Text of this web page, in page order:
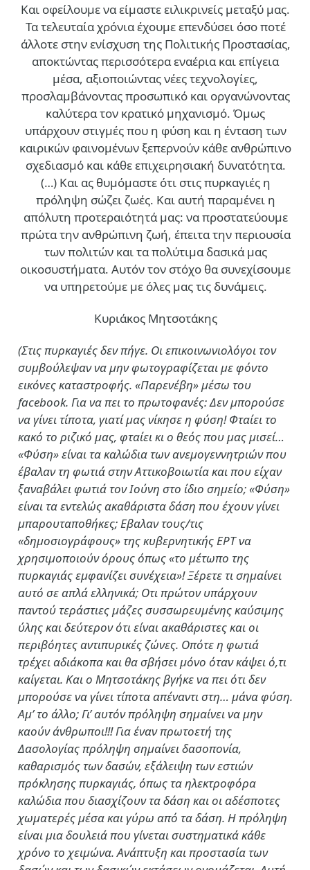
Και οφείλουμε να είμαστε ειλικρινείς μεταξύ μας.
Τα τελευταία χρόνια έχουμε επενδύσει όσο ποτέ
άλλοτε στην ενίσχυση της Πολιτικής Προστασίας,
αποκτώντας περισσότερα εναέρια και επίγεια
μέσα, αξιοποιώντας νέες τεχνολογίες,
προσλαμβάνοντας προσωπικό και οργανώνοντας
καλύτερα τον κρατικό μηχανισμό. Όμως
υπάρχουν στιγμές που η φύση και η ένταση των
καιρικών φαινομένων ξεπερνούν κάθε ανθρώπινο
σχεδιασμό και κάθε επιχειρησιακή δυνατότητα.
(…) Και ας θυμόμαστε ότι στις πυρκαγιές η
πρόληψη σώζει ζωές. Και αυτή παραμένει η
απόλυτη προτεραιότητά μας: να προστατεύουμε
πρώτα την ανθρώπινη ζωή, έπειτα την περιουσία
των πολιτών και τα πολύτιμα δασικά μας
οικοσυστήματα. Αυτόν τον στόχο θα συνεχίσουμε
να υπηρετούμε με όλες μας τις δυνάμεις.
Κυριάκος Μητσοτάκης
(Στις πυρκαγιές δεν πήγε. Οι επικοινωνιολόγοι τον
συμβούλεψαν να μην φωτογραφίζεται με φόντο
εικόνες καταστροφής. «Παρενέβη» μέσω του
facebook. Για να πει το πρωτοφανές: Δεν μπορούσε
να γίνει τίποτα, γιατί μας νίκησε η φύση! Φταίει το
κακό το ριζικό μας, φταίει κι ο θεός που μας μισεί…
«Φύση» είναι τα καλώδια των ανεμογεννητριών που
έβαλαν τη φωτιά στην Αττικοβοιωτία και που είχαν
ξαναβάλει φωτιά τον Ιούνη στο ίδιο σημείο; «Φύση»
είναι τα εντελώς ακαθάριστα δάση που έχουν γίνει
μπαρουταποθήκες; Εβαλαν τους/τις
«δημοσιογράφους» της κυβερνητικής ΕΡΤ να
χρησιμοποιούν όρους όπως «το μέτωπο της
πυρκαγιάς εμφανίζει συνέχεια»! Ξέρετε τι σημαίνει
αυτό σε απλά ελληνικά; Οτι πρώτον υπάρχουν
παντού τεράστιες μάζες συσσωρευμένης καύσιμης
ύλης και δεύτερον ότι είναι ακαθάριστες και οι
περιβόητες αντιπυρικές ζώνες. Οπότε η φωτιά
τρέχει αδιάκοπα και θα σβήσει μόνο όταν κάψει ό,τι
καίγεται. Και ο Μητσοτάκης βγήκε να πει ότι δεν
μπορούσε να γίνει τίποτα απέναντι στη… μάνα φύση.
Αμ’ το άλλο; Γι’ αυτόν πρόληψη σημαίνει να μην
καούν άνθρωποι!!! Για έναν πρωτοετή της
Δασολογίας πρόληψη σημαίνει δασοπονία,
καθαρισμός των δασών, εξάλειψη των εστιών
πρόκλησης πυρκαγιάς, όπως τα ηλεκτροφόρα
καλώδια που διασχίζουν τα δάση και οι αδέσποτες
χωματερές μέσα και γύρω από τα δάση. Η πρόληψη
είναι μια δουλειά που γίνεται συστηματικά κάθε
χρόνο το χειμώνα. Ανάπτυξη και προστασία των